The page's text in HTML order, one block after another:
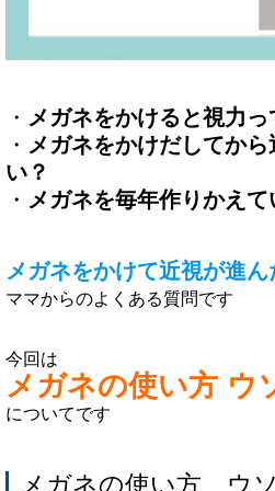
・ メガネをかけると視力
・ メガネをかけだしてか
い？
・ メガネを毎年作りかえて
メガネをかけて近視が進
ママからのよくある質問です
今回は
メガネの使い方 ウ
についてです
メガネの使い方 ウ